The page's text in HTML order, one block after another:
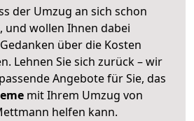
der Umzug an sich schon
und wollen Ihnen dabei
über die Kosten
Lehnen Sie sich zurück – wir
Angebote für Sie, das
mit Ihrem Umzug von
helfen kann.